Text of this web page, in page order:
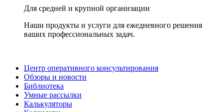
Для средней и крупной организации
Наши продукты и услуги для ежедневного решения
ваших профессиональных задач.
Центр оперативного консультирования
Обзоры и новости
Библиотека
Умные рассылки
Калькуляторы